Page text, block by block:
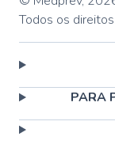
Todos os
PARA